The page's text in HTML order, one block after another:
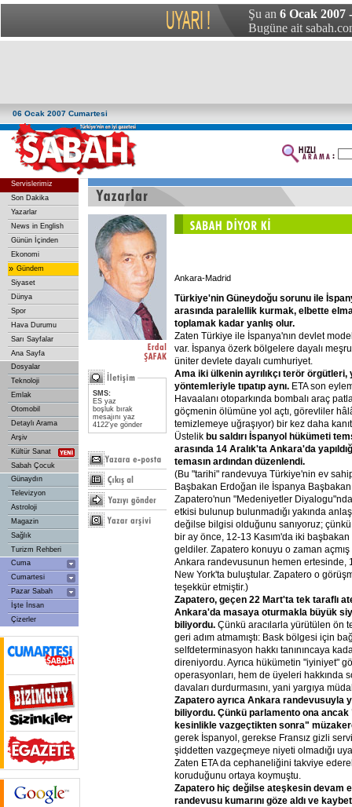
Şu an 6 Ocak 2007
Bugüne ait
06 Ocak 2007 Cumartesi
Servislerimiz
Son Dakika
Yazarlar
News in English
Günün İçinden
Ekonomi
» Gündem
Siyaset
Dünya
Spor
Hava Durumu
Sarı Sayfalar
Ana Sayfa
Dosyalar
Teknoloji
Emlak
Otomobil
Detaylı Arama
Arşiv
Kültür Sanat
Sabah Çocuk
Günaydın
Televizyon
Astroloji
Magazin
Sağlık
Turizm Rehberi
Cuma
Cumartesi
Pazar Sabah
İşte İnsan
Çizerler
SMS:
ES yaz
boşluk bırak
mesajını yaz
4122'ye gönder
Ankara-Madrid
Türkiye'nin Güneydoğu sorunu ile
arasında paralellik kurmak, elbette
toplamak kadar yanlış olur.
Zaten Türkiye ile İspanya'nın devlet
var. İspanya özerk bölgelere dayalı
üniter devlete dayalı cumhuriyet.
Ama iki ülkenin ayrılıkçı terör örgütleri,
yöntemleriyle tıpatıp aynı. ETA son
Havaalanı otoparkında bombalı araç
göçmenin ölümüne yol açtı, görevliler
temizlemeye uğraşıyor) bir kez daha
Üstelik bu saldırı İspanyol hükümeti
arasında 14 Aralık'ta Ankara'da
temasın ardından düzenlendi.
(Bu "tarihi" randevuya Türkiye'nin ev
Başbakan Erdoğan ile İspanya
Zapatero'nun "Medeniyetler Diyalogu"nda
etkisi bulunup bulunmadığı yakında
değilse bilgisi olduğunu sanıyoruz;
bir ay önce, 12-13 Kasım'da iki
geldiler. Zapatero konuyu o zaman
Ankara randevusunun hemen ertesinde,
New York'ta buluştular. Zapatero o
teşekkür etmiştir.)
Zapatero, geçen 22 Mart'ta tek taraflı
Ankara'da masaya oturmakla büyük
biliyordu. Çünkü aracılarla yürütülen ön
geri adım atmamıştı: Bask bölgesi için
selfdeterminasyon hakkı tanınıncaya
direniyordu. Ayrıca hükümetin "iyiniyet"
operasyonları, hem de üyeleri hakkında
davaları durdurmasını, yani yargıya
Zapatero ayrıca Ankara randevusuyla
biliyordu. Çünkü parlamento ona ancak
kesinlikle vazgeçtikten sonra"
gerek İspanyol, gerekse Fransız gizli
şiddetten vazgeçmeye niyeti olmadığı
Zaten ETA da cephaneliğini takviye
koruduğunu ortaya koymuştu.
Zapatero hiç değilse ateşkesin devam
randevusu kumarını göze aldı ve